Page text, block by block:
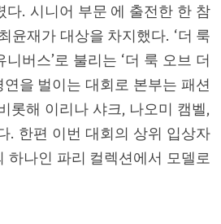
. 시니어 부문 에 출전한 한 참
윤재가 대상을 차지했다. ‘더 룩
버스’로 불리는 ‘더 룩 오브 더
을 벌이는 대회로 본부는 패션
롯해 이리나 샤크, 나오미 캠벨,
. 한편 이번 대회의 상위 입상자
하나인 파리 컬렉션에서 모델로